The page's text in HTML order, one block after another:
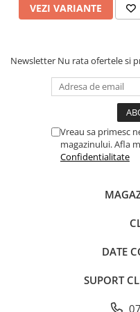
Cadouri
Literatura Romana
SF & Fantasy
Carte Prescolara, Joc
VEZI VARIANTE
Newsletter Nu rata ofertele si
Vreau sa primesc
magazinului. Afla
Confidentialitate
DATE
SUPORT